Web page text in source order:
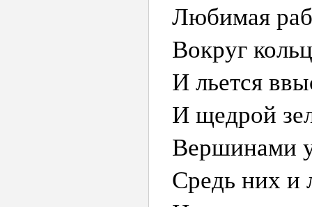
Любимая
Вокруг
И льется
И щедрой
Вершинами
Средь них и